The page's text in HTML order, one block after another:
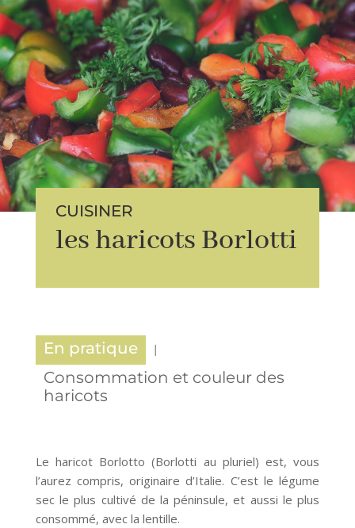
CUISINER
les haricots Borlotti
En pratique
Consommation et couleur des
haricots
Le haricot Borlotto (Borlotti au pluriel) est, vous
l’aurez compris, originaire d’Italie. C’est le légume
sec le plus cultivé de la péninsule, et aussi le plus
consommé, avec la lentille.